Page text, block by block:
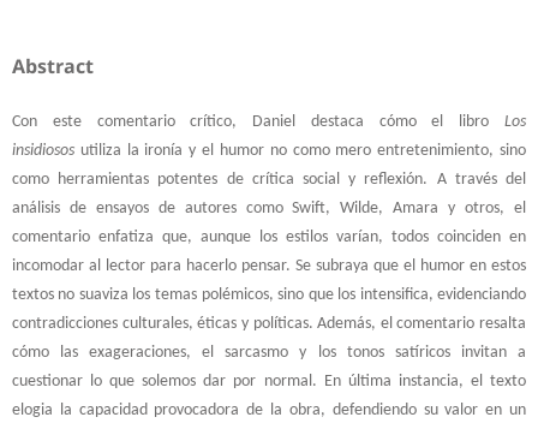
Abstract
Con este comentario crítico, Daniel destaca cómo el libroLos
insidiososutiliza la ironía y el humor no como mero entretenimiento, sino
como herramientas potentes de crítica social y reflexión. A través del
análisis de ensayos de autores como Swift, Wilde, Amara y otros, el
comentario enfatiza que, aunque los estilos varían, todos coinciden en
incomodar al lector para hacerlo pensar. Se subraya que el humor en estos
textos no suaviza los temas polémicos, sino que los intensifica, evidenciando
contradicciones culturales, éticas y políticas. Además, el comentario resalta
cómo las exageraciones, el sarcasmo y los tonos satíricos invitan a
cuestionar lo que solemos dar por normal. En última instancia, el texto
elogia la capacidad provocadora de la obra, defendiendo su valor en un